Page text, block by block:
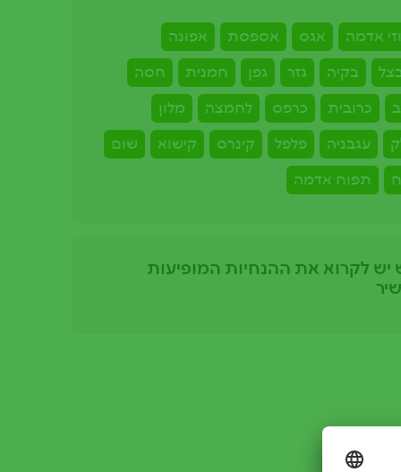
אדמה אגס אספסת אפונה
בקיה גזר גפן חמנית חסה
כרובית כרפס לחמצה מלון
עגבניה פלפל קינרס קישוא שום
תפוח אדמה
יש לקרוא את ההנחיות המופיעות